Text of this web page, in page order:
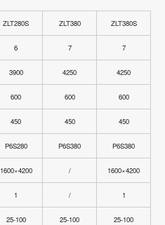
ZLT280S ZLT380 ZLT380S
6 7 7
3900 4250 4250
600 600 600
450 450 450
P6S280 P6S380 P6S380
1600×4200 / 1600×4200
1 / 1
25-100 25-100 25-100